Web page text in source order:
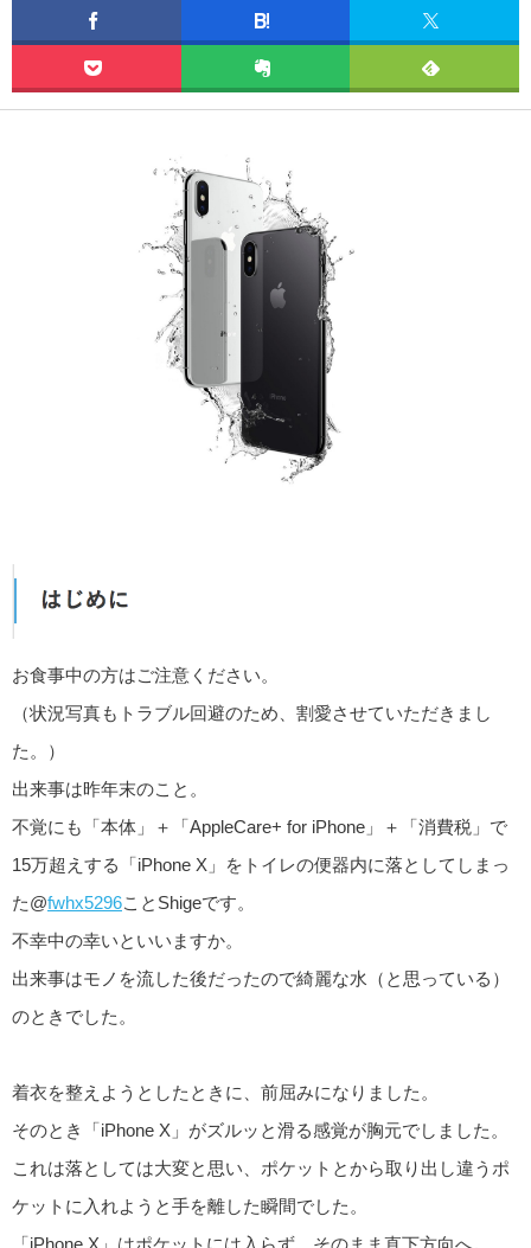
お食事中の方はご注意ください。
（状況写真もトラブル回避のため、割愛させていただきまし
た。）
出来事は昨年末のこと。
不覚にも「本体」＋「AppleCare+ for iPhone」＋「消費税」で
15万超えする「iPhone X」をトイレの便器内に落としてしまっ
た@fwhx5296ことShigeです。
不幸中の幸いといいますか。
出来事はモノを流した後だったので綺麗な水（と思っている）
のときでした。
着衣を整えようとしたときに、前屈みになりました。
そのとき「iPhone X」がズルッと滑る感覚が胸元でしました。
これは落としては大変と思い、ポケットとから取り出し違うポ
ケットに入れようと手を離した瞬間でした。
「iPhone X」はポケットには入らず、そのまま直下方向へ。